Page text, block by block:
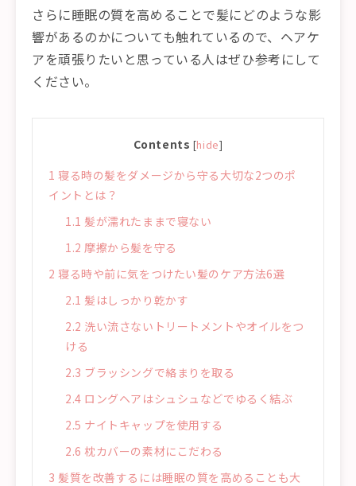
さらに睡眠の質を高めることで髪にどのような影
響があるのかについても触れているので、ヘアケ
アを頑張りたいと思っている人はぜひ参考にして
ください。
Contents [hide]
1 寝る時の髪をダメージから守る大切な2つのポ
イントとは？
1.1 髪が濡れたままで寝ない
1.2 摩擦から髪を守る
2 寝る時や前に気をつけたい髪のケア方法6選
2.1 髪はしっかり乾かす
2.2 洗い流さないトリートメントやオイルをつ
ける
2.3 ブラッシングで絡まりを取る
2.4 ロングヘアはシュシュなどでゆるく結ぶ
2.5 ナイトキャップを使用する
2.6 枕カバーの素材にこだわる
3 髪質を改善するには睡眠の質を高めることも大